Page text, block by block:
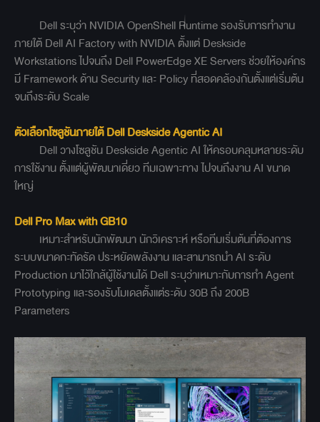
Dell ระบุว่า NVIDIA OpenShell Runtime รองรับการทำงาน
ภายใต้ Dell AI Factory with NVIDIA ตั้งแต่ Deskside
Workstations ไปจนถึง Dell PowerEdge XE Servers ช่วยให้องค์กร
มี Framework ด้าน Security และ Policy ที่สอดคล้องกันตั้งแต่เริ่มต้น
จนถึงระดับ Scale
ตัวเลือกโซลูชันภายใต้ Dell Deskside Agentic AI
Dell วางโซลูชัน Deskside Agentic AI ให้ครอบคลุมหลายระดับ
การใช้งาน ตั้งแต่ผู้พัฒนาเดี่ยว ทีมเฉพาะทาง ไปจนถึงงาน AI ขนาด
ใหญ่
Dell Pro Max with GB10
เหมาะสำหรับนักพัฒนา นักวิเคราะห์ หรือทีมเริ่มต้นที่ต้องการ
ระบบขนาดกะทัดรัด ประหยัดพลังงาน และสามารถนำ AI ระดับ
Production มาไว้ใกล้ผู้ใช้งานได้ Dell ระบุว่าเหมาะกับการทำ Agent
Prototyping และรองรับโมเดลตั้งแต่ระดับ 30B ถึง 200B
Parameters